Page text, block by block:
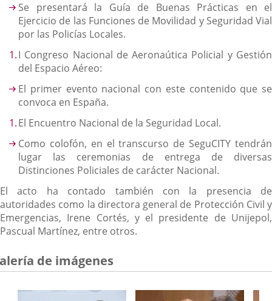
Se presentará la Guía de Buenas Prácticas en el
Ejercicio de las Funciones de Movilidad y Seguridad Vial
por las Policías Locales.
I Congreso Nacional de Aeronaútica Policial y Gestión
del Espacio Aéreo:
El primer evento nacional con este contenido que se
convoca en España.
El Encuentro Nacional de la Seguridad Local.
Como colofón, en el transcurso de SeguCITY tendrán
lugar las ceremonias de entrega de diversas
Distinciones Policiales de carácter Nacional.
El acto ha contado también con la presencia de
autoridades como la directora general de Protección Civil y
Emergencias, Irene Cortés, y el presidente de Unijepol,
Pascual Martínez, entre otros.
de imágenes